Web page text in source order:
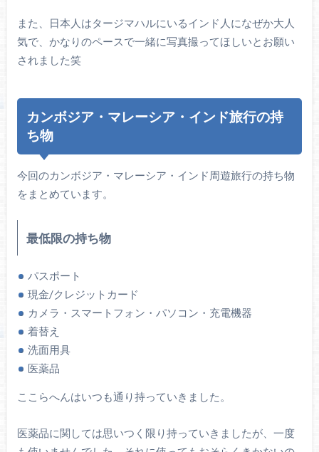
また、日本人はタージマハルにいるインド人になぜか大人
気で、かなりのペースで一緒に写真撮ってほしいとお願い
されました笑
カンボジア・マレーシア・インド旅行の持
ち物
今回のカンボジア・マレーシア・インド周遊旅行の持ち物
をまとめています。
最低限の持ち物
パスポート
現金/クレジットカード
カメラ・スマートフォン・パソコン・充電機器
着替え
洗面用具
医薬品
ここらへんはいつも通り持っていきました。
医薬品に関しては思いつく限り持っていきましたが、一度